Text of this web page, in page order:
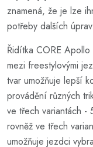
znamená, že je lze
potřeby dalších úprav.
Řidítka CORE
mezi freestylovými
tvar umožňuje lepší
provádění různých
ve třech variantách -
rovněž ve třech
umožňuje jezdci